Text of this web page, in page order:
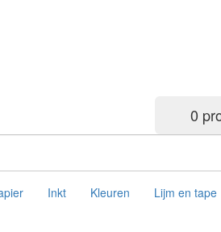
0
Inkt Kleuren Lijm en tape